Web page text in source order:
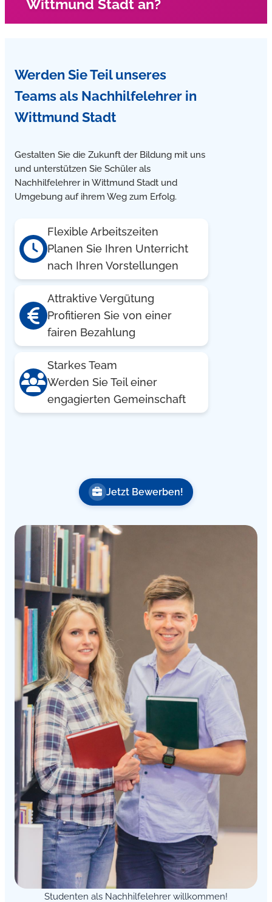
anerkannter Lernförderer des Landkreises. Gerne beraten
Wittmund Stadt an?
und geben Mathe und Deutsch Nachhilfe in Wittmund
Stadt
Werden Sie Teil unseres
Teamsals Nachhilfelehrer in
Wittmund Stadt
Gestalten Sie die Zukunft der Bildung mit uns
und unterstützen Sie Schüler als
Nachhilfelehrer in Wittmund Stadt und
Umgebung auf ihrem Weg zum Erfolg.
Flexible Arbeitszeiten
Planen Sie Ihren Unterricht
nach Ihren Vorstellungen
Attraktive Vergütung
Profitieren Sie von einer
fairen Bezahlung
Starkes Team
Werden Sie Teil einer
engagierten Gemeinschaft
Jetzt Bewerben!
Studenten als Nachhilfelehrer willkommen!